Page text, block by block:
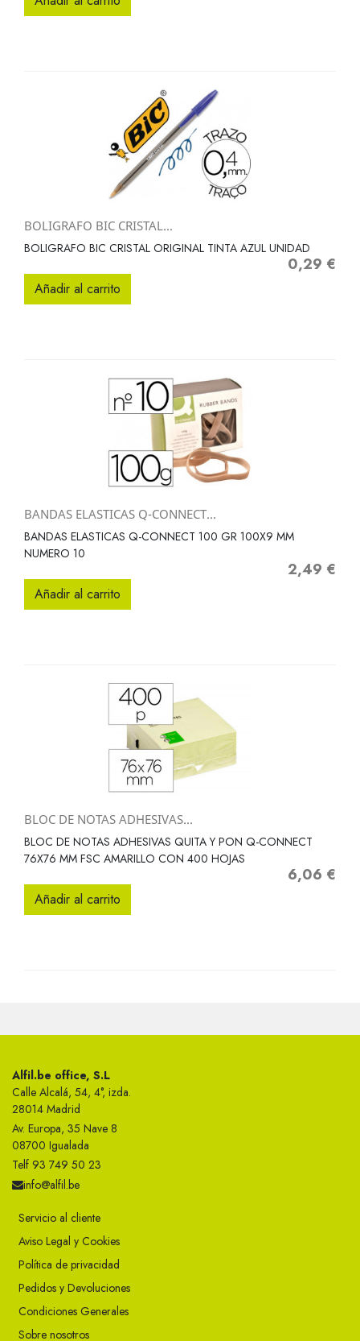
BOLIGRAFO BIC CRISTAL...
BOLIGRAFO BIC CRISTAL ORIGINAL TINTA AZUL UNIDAD
Precio
0,29 €
Añadir al carrito
BANDAS ELASTICAS Q-CONNECT...
BANDAS ELASTICAS Q-CONNECT 100 GR 100X9 MM
NUMERO 10
Precio
2,49 €
Añadir al carrito
BLOC DE NOTAS ADHESIVAS...
BLOC DE NOTAS ADHESIVAS QUITA Y PON Q-CONNECT
76X76 MM FSC AMARILLO CON 400 HOJAS
Precio
6,06 €
Añadir al carrito
Alfil.be office, S.L
Calle Alcalá, 54, 4°, izda.
28014 Madrid
Av. Europa, 35 Nave 8
08700 Igualada
Telf 93 749 50 23
info@alfil.be
Servicio al cliente
Aviso Legal y Cookies
Política de privacidad
Pedidos y Devoluciones
Condiciones Generales
Sobre nosotros